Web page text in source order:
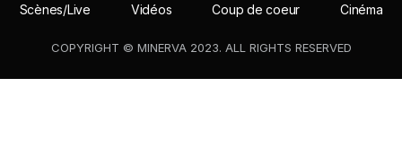
Scènes/Live
Vidéos Coup de coeur Cinéma
COPYRIGHT © MINERVA 2023. ALL RIGHTS RESERVED